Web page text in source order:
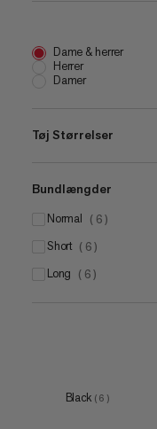
Dame & herrer
Herrer
Damer
Tøj Størrelser
UK 6 (3)
UK 8 ( 3)
UK 10 (2)
UK 12 (3
Bundlængder
normal ( 6 )
short ( 6 )
long ( 6 )
Black ( 6 )